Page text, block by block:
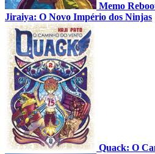
Memo
Jiraiya: O Novo Império dos Ninjas
Quack: O